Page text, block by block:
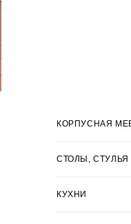
КОРПУСНАЯ
СТОЛЫ,
КУХНИ